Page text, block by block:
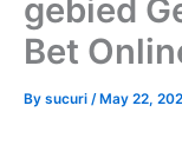
gebied
Bet
By sucuri /May 22,